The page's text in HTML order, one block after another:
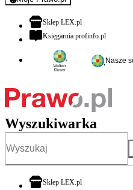
- rejestracja i logowanie do
Sklep LEX.plotwiera się w
Księgarnia profinfo.plotwiera
Nasze
Wyszukiwarka
Sklep LEX.plotwiera się w